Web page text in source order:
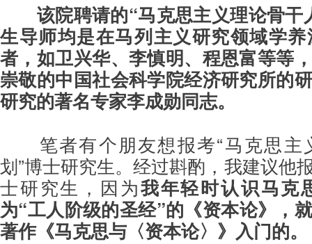
该院聘请的“马克思主义理论骨干
生导师均是在马列主义研究领域学
者， 如卫兴华、李慎明、程恩富等等
崇敬的中国社会科学院经济研究所的
研究的著名专家李成勋同志。
笔者有个朋友想报考“马克思
划”博士研究生。经过斟酌，我建议他
士研究生，因为我年轻时认识马克
为“工人阶级的圣经”的《资本论》，
著作《马克思与〈资本论〉》入门的。